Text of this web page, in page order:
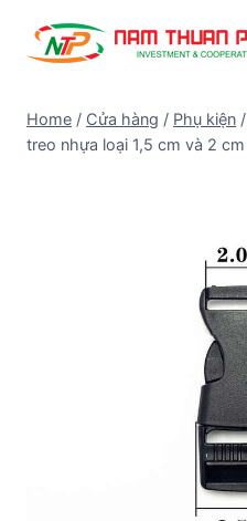
Home / Cửa hàng / Phụ kiện /
treo nhựa loại 1,5 cm và 2 cm